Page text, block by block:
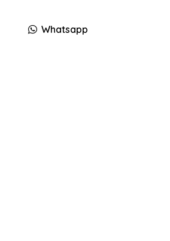
Whatsapp